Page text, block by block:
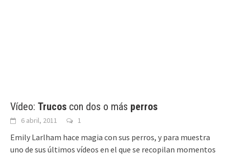
Vídeo: Trucos con dos o más perros
6 abril, 2011 1
Emily Larlham hace magia con sus perros, y para muestra
uno de sus últimos vídeos en el que se recopilan momentos